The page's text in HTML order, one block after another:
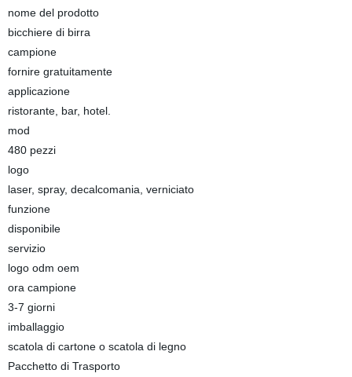
nome del prodotto
bicchiere di birra
campione
fornire gratuitamente
applicazione
ristorante, bar, hotel.
mod
480 pezzi
logo
laser, spray, decalcomania, verniciato
funzione
disponibile
servizio
logo odm oem
ora campione
3-7 giorni
imballaggio
scatola di cartone o scatola di legno
Pacchetto di Trasporto